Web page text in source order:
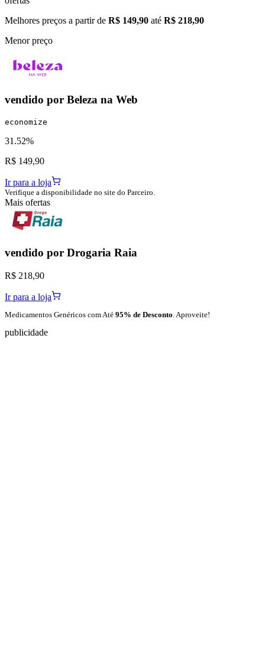
Melhores preços a partir de R$ 149,90 até R$ 218,90
Menor preço
vendido por Beleza na Web
economize
31.52%
R$ 149,90
Ir para a loja
Verifique a disponibilidade no site do Parceiro.
Mais ofertas
vendido por Drogaria Raia
R$ 218,90
Ir para a loja
Medicamentos Genéricos com Até 95% de Desconto . Aproveite!
publicidade